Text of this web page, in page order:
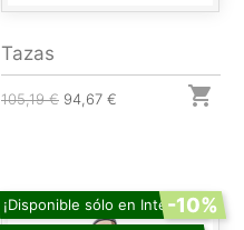
Tazas
105,19 € 94,67 € 
¡Disponible sólo en Internet!
-10%